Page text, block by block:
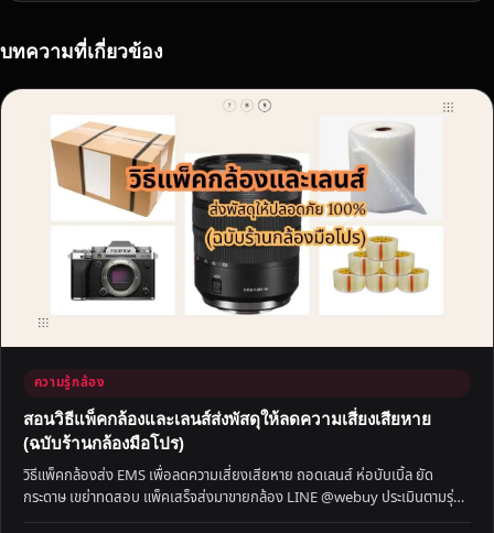
บทความที่เกี่ยวข้อง
ความรู้กล้อง
สอนวิธีแพ็คกล้องและเลนส์ส่งพัสดุให้ลดความเสี่ยงเสียหาย
(ฉบับร้านกล้องมือโปร)
วิธีแพ็คกล้องส่ง EMS เพื่อลดความเสี่ยงเสียหาย ถอดเลนส์ ห่อบับเบิ้ล ยัด
กระดาษ เขย่าทดสอบ แพ็คเสร็จส่งมาขายกล้อง LINE @webuy ประเมินตามรุ่น
สภาพ อุปกรณ์ Shutter count และตลาดกล้องมือ…